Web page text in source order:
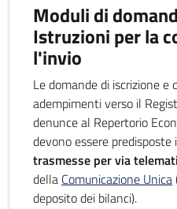
Moduli di
Istruzioni per la
l'invio
Le domande di iscrizione e
adempimenti verso il
denunce al Repertorio
devono essere predisposte
trasmesse per via
della Comunicazione Unica
deposito dei bilanci).